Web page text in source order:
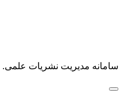
سامانه مدیریت نشریات علمی.